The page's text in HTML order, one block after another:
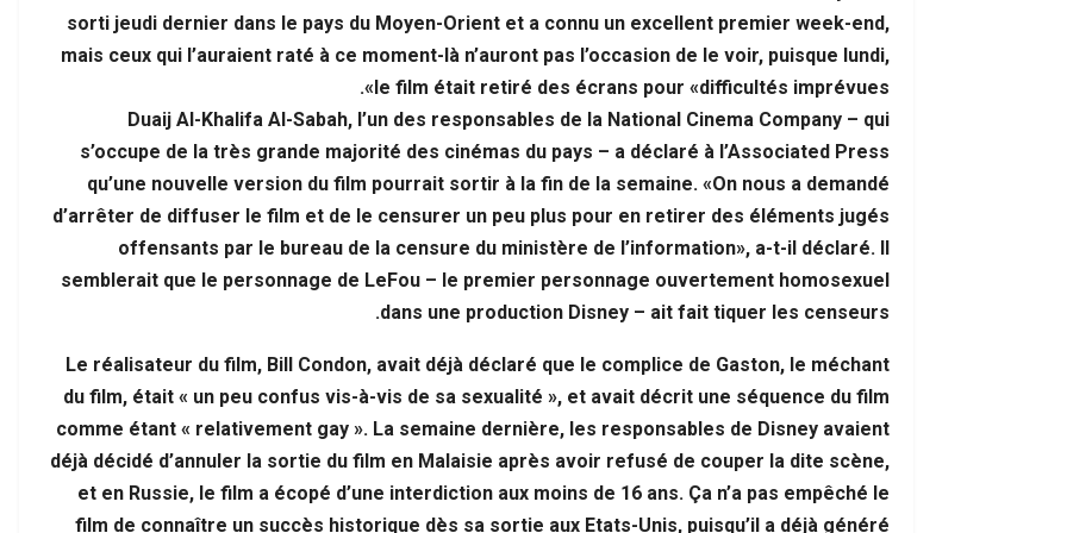
sorti jeudi dernier dans le pays du Moyen-Orient et a connu un excellent premier week-end,
mais ceux qui l’auraient raté à ce moment-là n’auront pas l’occasion de le voir, puisque lundi,
le film était retiré des écrans pour «difficultés imprévues».
Duaij Al-Khalifa Al-Sabah, l’un des responsables de la National Cinema Company – qui
s’occupe de la très grande majorité des cinémas du pays – a déclaré à l’Associated Press
qu’une nouvelle version du film pourrait sortir à la fin de la semaine. «On nous a demandé
d’arrêter de diffuser le film et de le censurer un peu plus pour en retirer des éléments jugés
offensants par le bureau de la censure du ministère de l’information», a-t-il déclaré. Il
semblerait que le personnage de LeFou – le premier personnage ouvertement homosexuel
dans une production Disney – ait fait tiquer les censeurs.
Le réalisateur du film, Bill Condon, avait déjà déclaré que le complice de Gaston, le méchant
du film, était « un peu confus vis-à-vis de sa sexualité », et avait décrit une séquence du film
comme étant « relativement gay ». La semaine dernière, les responsables de Disney avaient
déjà décidé d’annuler la sortie du film en Malaisie après avoir refusé de couper la dite scène,
et en Russie, le film a écopé d’une interdiction aux moins de 16 ans. Ça n’a pas empêché le
film de connaître un succès historique dès sa sortie aux Etats-Unis, puisqu’il a déjà généré
أحداث سبتة عن التحولات…
جودة الخدمات معيارًا…